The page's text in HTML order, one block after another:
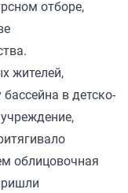
отборе,
жителей,
в детско-
облицовочная